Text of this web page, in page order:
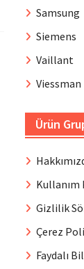
Samsung
Siemens
Vaillant
Viessman
Ürün
Kullanım
Gizlilik
Çerez
Faydalı